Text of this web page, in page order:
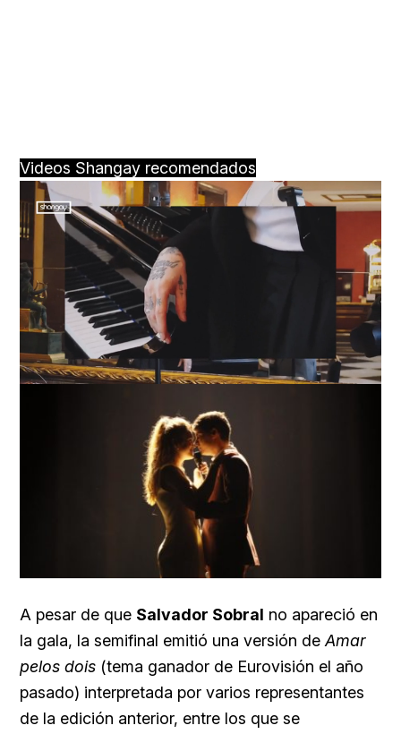
Videos Shangay recomendados
Unmute Loaded:
59.22%
A pesar de que Salvador Sobral no apareció en
la gala, la semifinal emitió una versión deAmar
pelos dois (tema ganador de Eurovisión el año
pasado) interpretada por varios representantes
de la edición anterior, entre los que se